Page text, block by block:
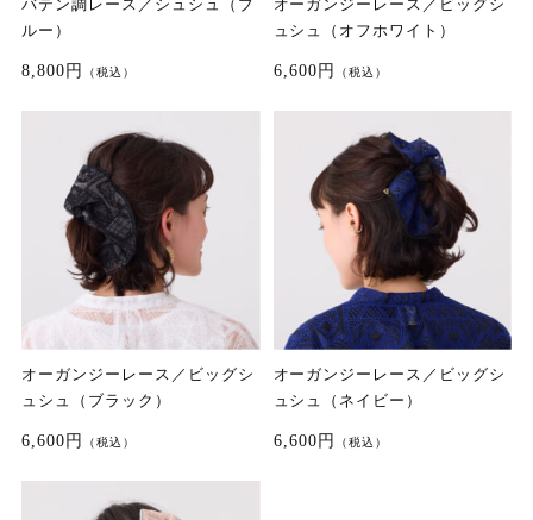
バテン調レース／シュシュ（ブ
ルー）
8,800円 （税込）
オーガンジーレース／ビッグシ
ュシュ（オフホワイト）
6,600円 （税込）
オーガンジーレース／ビッグシ
ュシュ（ブラック）
6,600円 （税込）
オーガンジーレース／ビッグシ
ュシュ（ネイビー）
6,600円 （税込）